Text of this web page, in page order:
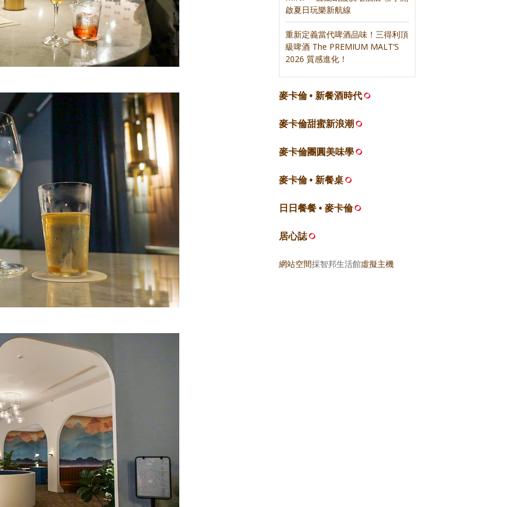
啟夏日玩樂新航線
重新定義當代啤酒品味！三得利頂
級啤酒 The PREMIUM MALT’S
2026 質感進化！
麥卡倫 • 新餐酒時代
麥卡倫甜蜜新浪潮
麥卡倫團圓美味學
麥卡倫 • 新餐桌
日日餐餐 • 麥卡倫
居心誌
網站空間採智邦生活館虛擬主機